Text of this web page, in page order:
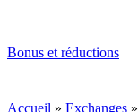
Bonus et réductions
Accueil » Exchanges »